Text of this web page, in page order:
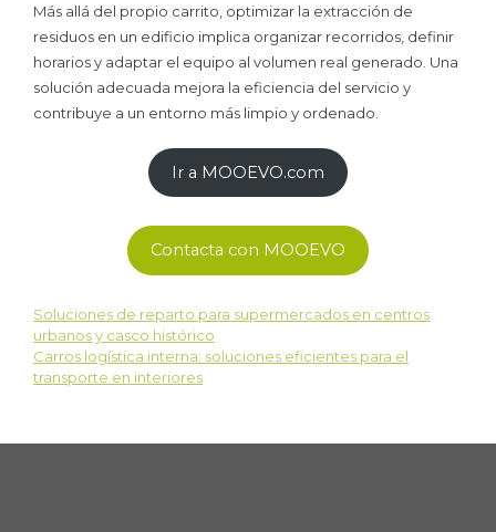
Más allá del propio carrito, optimizar la extracción de
residuos en un edificio implica organizar recorridos, definir
horarios y adaptar el equipo al volumen real generado. Una
solución adecuada mejora la eficiencia del servicio y
contribuye a un entorno más limpio y ordenado.
Ir a MOOEVO.com
Contacta con MOOEVO
Soluciones de reparto para supermercados en centros
urbanos y casco histórico
Carros logística interna: soluciones eficientes para el
transporte en interiores